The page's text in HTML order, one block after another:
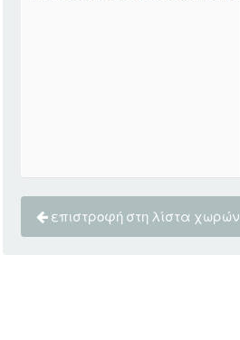
επιστροφή στη λίστα χωρών